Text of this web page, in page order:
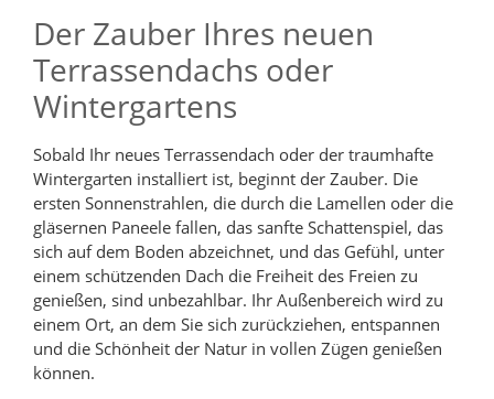
Der Zauber Ihres neuen
Terrassendachs oder
Wintergartens
Sobald Ihr neues Terrassendach oder der traumhafte
Wintergarten installiert ist, beginnt der Zauber. Die
ersten Sonnenstrahlen, die durch die Lamellen oder die
gläsernen Paneele fallen, das sanfte Schattenspiel, das
sich auf dem Boden abzeichnet, und das Gefühl, unter
einem schützenden Dach die Freiheit des Freien zu
genießen, sind unbezahlbar. Ihr Außenbereich wird zu
einem Ort, an dem Sie sich zurückziehen, entspannen
und die Schönheit der Natur in vollen Zügen genießen
können.